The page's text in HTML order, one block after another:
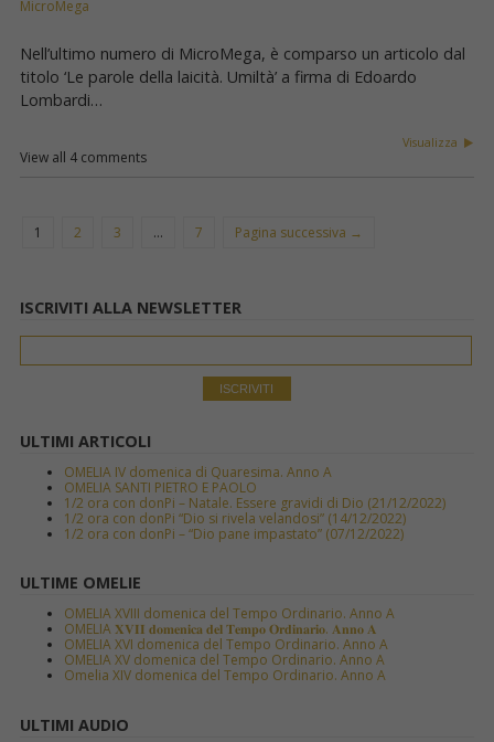
MicroMega
Nell’ultimo numero di MicroMega, è comparso un articolo dal
titolo ‘Le parole della laicità. Umiltà’ a firma di Edoardo
Lombardi…
Visualizza
View all 4 comments
1 2 3 … 7 Pagina successiva →
ISCRIVITI ALLA NEWSLETTER
ULTIMI ARTICOLI
OMELIA IV domenica di Quaresima. Anno A
OMELIA SANTI PIETRO E PAOLO
1/2 ora con donPi – Natale. Essere gravidi di Dio (21/12/2022)
1/2 ora con donPi “Dio si rivela velandosi” (14/12/2022)
1/2 ora con donPi – “Dio pane impastato” (07/12/2022)
ULTIME OMELIE
OMELIA XVIII domenica del Tempo Ordinario. Anno A
OMELIA 𝐗𝐕𝐈𝐈 𝐝𝐨𝐦𝐞𝐧𝐢𝐜𝐚 𝐝𝐞𝐥 𝐓𝐞𝐦𝐩𝐨 𝐎𝐫𝐝𝐢𝐧𝐚𝐫𝐢𝐨. 𝐀𝐧𝐧𝐨 𝐀
OMELIA XVI domenica del Tempo Ordinario. Anno A
OMELIA XV domenica del Tempo Ordinario. Anno A
Omelia XIV domenica del Tempo Ordinario. Anno A
ULTIMI AUDIO